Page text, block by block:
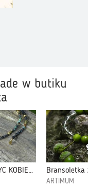
w butiku
ZŁOTY KSIĘŻYC KOBIETY PRZEWODNICZKI. srebro pozłacane.
ARTIMUM